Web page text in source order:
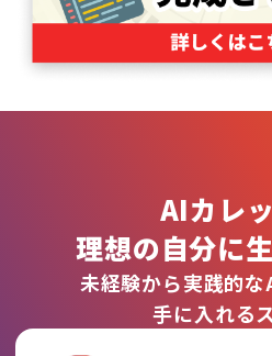
AIカレ
理想の自分に
未経験から実践的
手に入れる